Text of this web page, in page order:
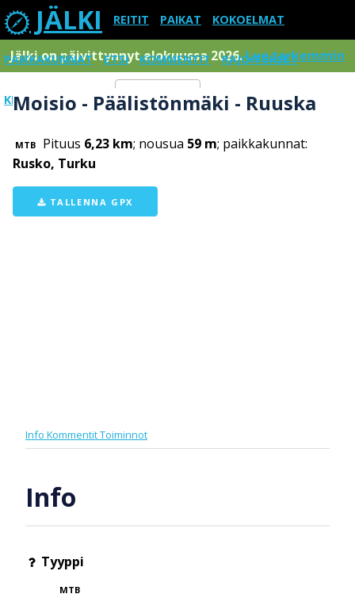
JÄLKI REITIT PAIKAT KOKOELMAT
PAIKKAKUNNAT ETSI KOMMENTIT RAJOITUKSET
KIRJAUDU SISÄÄN Menu
Jälki on päivittynnyt elokuussa 2026.Lue tarkemmin
Moisio - Päälistönmäki - Ruuska
MTB Pituus 6,23 km; nousua 59 m; paikkakunnat:
Rusko, Turku
TALLENNA GPX
Info KommentitToiminnot
Info
Tyyppi
MTB